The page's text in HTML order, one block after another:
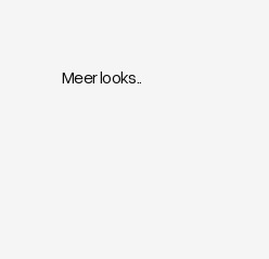
Meer looks..